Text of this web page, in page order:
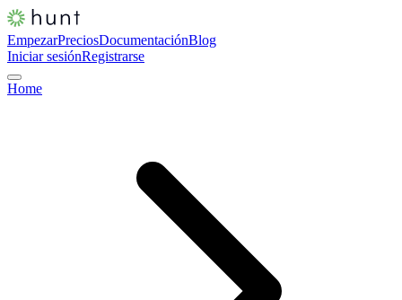
EmpezarPreciosDocumentaciónBlog
Iniciar sesiónRegistrarse
Home